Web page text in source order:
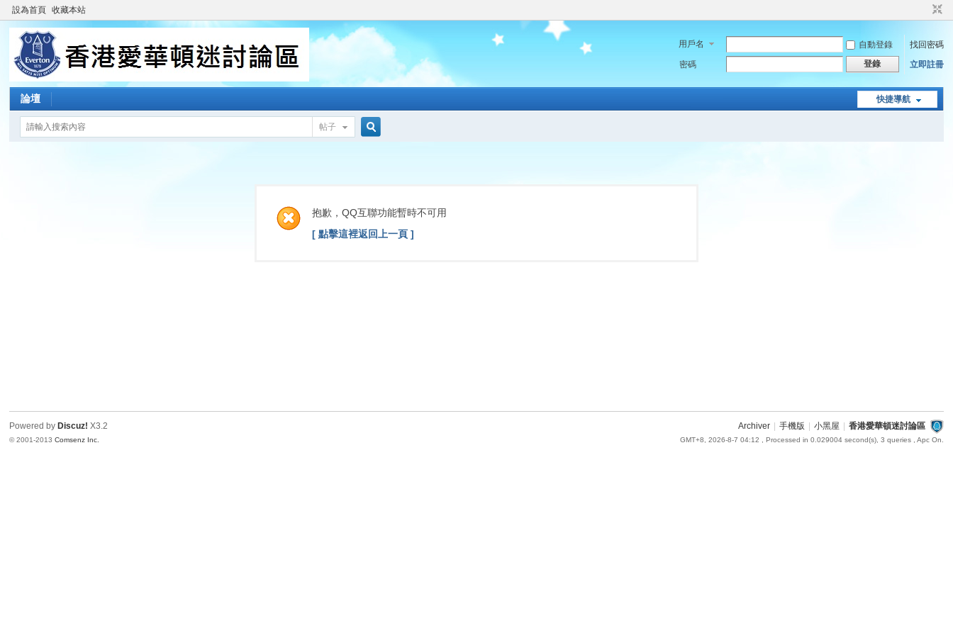
設為首頁 收藏本站
用戶名 自動登錄
找回密碼
密碼
登錄 立即註冊
快捷導航
論壇
帖子
索
抱歉，QQ互聯功能暫時不可用
[ 點擊這裡返回上一頁 ]
Archiver 手機版 小黑屋 香港愛華頓迷討論區
GMT+8, 2026-8-7 04:12 , Processed in 0.029004 second(s), 3 queries , Apc On.
Powered by Discuz! X3.2
© 2001-2013Comsenz Inc.